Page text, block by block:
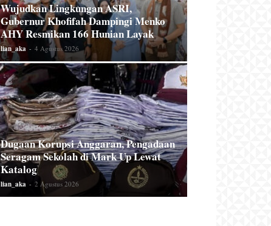
Wujudkan Lingkungan ASRI,
Gubernur Khofifah Dampingi Menko
AHY Resmikan 166 Hunian Layak
lian_aka - 4 Agustus 2026
Dugaan Korupsi Anggaran, Pengadaan
Seragam Sekolah di Mark Up Lewat
Katalog
lian_aka - 2 Agustus 2026